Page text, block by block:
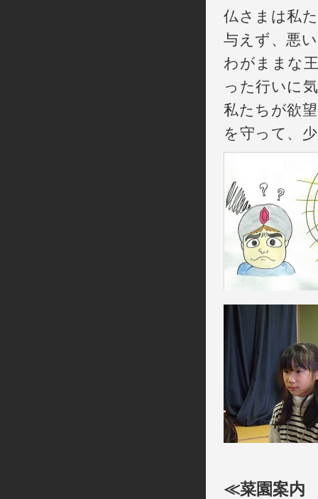
仏さまは私
与えず、悪
わがままな
った行いに
私たちが欲
を守って、
≪菜園案内